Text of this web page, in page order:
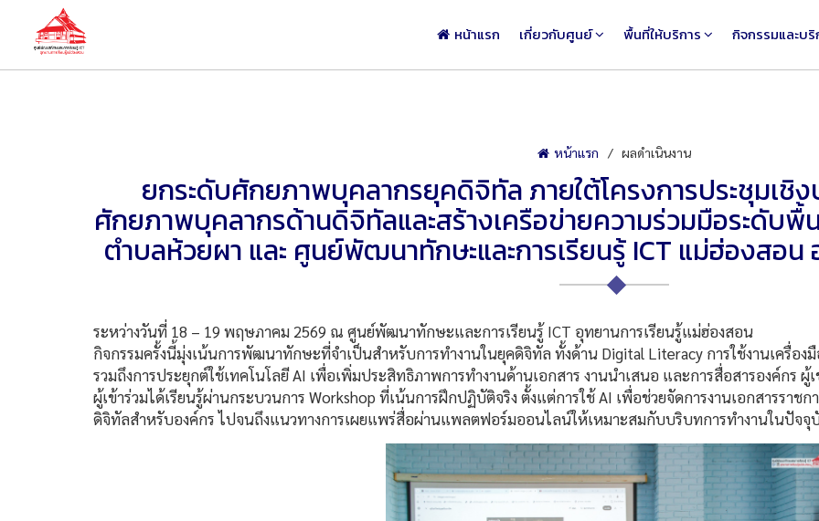
หน้าแรก เกี่ยวกับศูนย์ พื้นที่ให้บริการ กิจกรรมและบริ
หน้าแรก ผลดำเนินงาน
ยกระดับศักยภาพบุคลากรยุคดิจิทัล ภายใต้โครงการประชุมเ
ศักยภาพบุคลากรด้านดิจิทัลและสร้างเครือข่ายความร่วมมือระดับพื้
ตำบลห้วยผา และ ศูนย์พัฒนาทักษะและการเรียนรู้ ICT แม่ฮ่องสอ
ระหว่างวันที่ 18 – 19 พฤษภาคม 2569 ณ ศูนย์พัฒนาทักษะและการเรียนรู้ ICT อุทยานการเรียนรู้แม่ฮ่องสอน
กิจกรรมครั้งนี้มุ่งเน้นการพัฒนาทักษะที่จำเป็นสำหรับการทำงานในยุคดิจิทัล ทั้งด้าน Digital Literacy การใช้งานเครื่
รวมถึงการประยุกต์ใช้เทคโนโลยี AI เพื่อเพิ่มประสิทธิภาพการทำงานด้านเอกสาร งานนำเสนอ และการสื่อสารองค์กร ผู้
ผู้เข้าร่วมได้เรียนรู้ผ่านกระบวนการ Workshop ที่เน้นการฝึกปฏิบัติจริง ตั้งแต่การใช้ AI เพื่อช่วยจัดการงานเอกสารรา
ดิจิทัลสำหรับองค์กร ไปจนถึงแนวทางการเผยแพร่สื่อผ่านแพลตฟอร์มออนไลน์ให้เหมาะสมกับบริบทการทำงานในปัจจุ